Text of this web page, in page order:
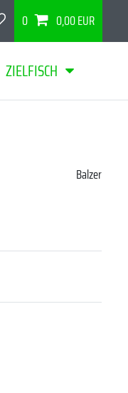
0 0,00 EUR
ZIELFISCH
Balzer